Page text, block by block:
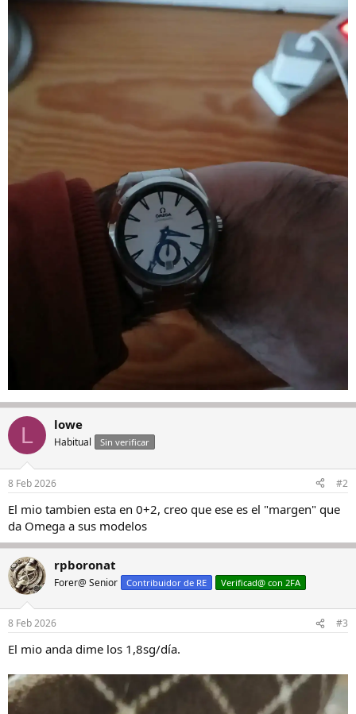
L lowe
Habitual Sin verificar
8 Feb 2026 #2
El mio tambien esta en 0+2, creo que ese es el "margen" que
da Omega a sus modelos
rpboronat
Forer@ Senior Contribuidor de RE Verificad@ con 2FA
8 Feb 2026 #3
El mio anda dime los 1,8sg/día.